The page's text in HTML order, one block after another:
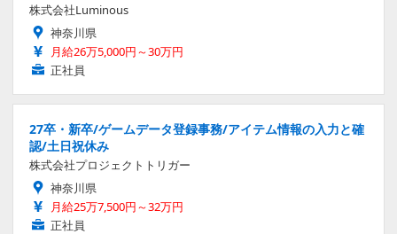
株式会社Luminous
神奈川県
月給26万5,000円～30万円
正社員
27卒・新卒/ゲームデータ登録事務/アイテム情報の入力と確
認/土日祝休み
株式会社プロジェクトトリガー
神奈川県
月給25万7,500円～32万円
正社員